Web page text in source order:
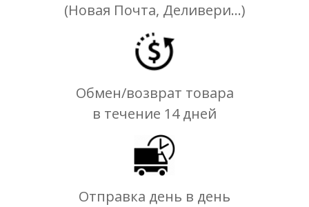
(Новая Почта, Деливери...)
Обмен/возврат товара
в течение 14 дней
Отправка день в день